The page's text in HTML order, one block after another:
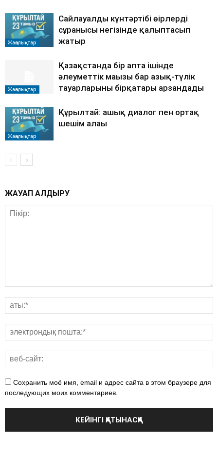
Жаңалықтар
Сайлауалды күнтәртібі өңірлердің
сұранысы негізінде қалыптасып
жатыр
Жаңалықтар
Қазақстанда бір апта ішінде
әлеуметтік маңызы бар азық-түлік
тауарларының бірқатары арзандады
Жаңалықтар
Құрылтай: ашық диалог пен ортақ
шешім алаңы
ЖАУАП ҚАЛДЫРУ
Сохранить моё имя, email и адрес сайта в этом браузере для
последующих моих комментариев.